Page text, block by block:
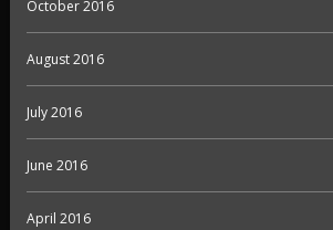
October 2016
August 2016
July 2016
June 2016
April 2016